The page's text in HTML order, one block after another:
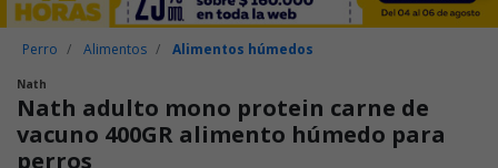
Perro Alimentos Alimentos húmedos
Nath
Nath adulto mono protein carne de
vacuno 400GR alimento húmedo para
perros